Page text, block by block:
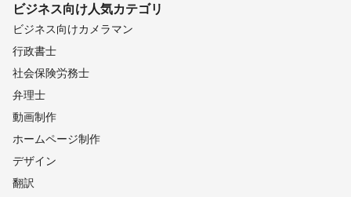
ビジネス向け人気カテゴリ
ビジネス向けカメラマン
行政書士
社会保険労務士
弁理士
動画制作
ホームページ制作
デザイン
翻訳